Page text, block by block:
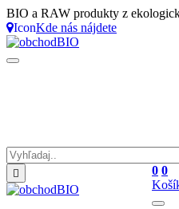
BIO a RAW produkty z
IconKde nás nájdete
0 0
